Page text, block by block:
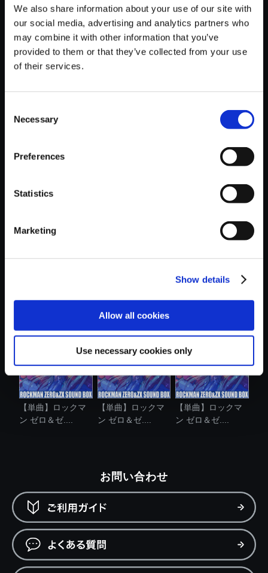
We also share information about your use of our site with
our social media, advertising and analytics partners who
may combine it with other information that you’ve
provided to them or that they’ve collected from your use
of their services.
Selection
Necessary
Preferences
Statistics
Marketing
Show details
Allow all cookies
Use necessary cookies only
【単曲】ロックマン ゼロ＆ゼク
ス サウンドBOX Relief
150円
おすすめ商品
ン ゼロ＆ゼ....
ン ゼロ＆ゼ....
ン ゼロ＆ゼ....
【単曲】ロックマ
ン ゼロ＆ゼ....
【単曲】ロックマ
ン ゼロ＆ゼ....
【単曲】ロックマ
ン ゼロ＆ゼ....
お問い合わせ